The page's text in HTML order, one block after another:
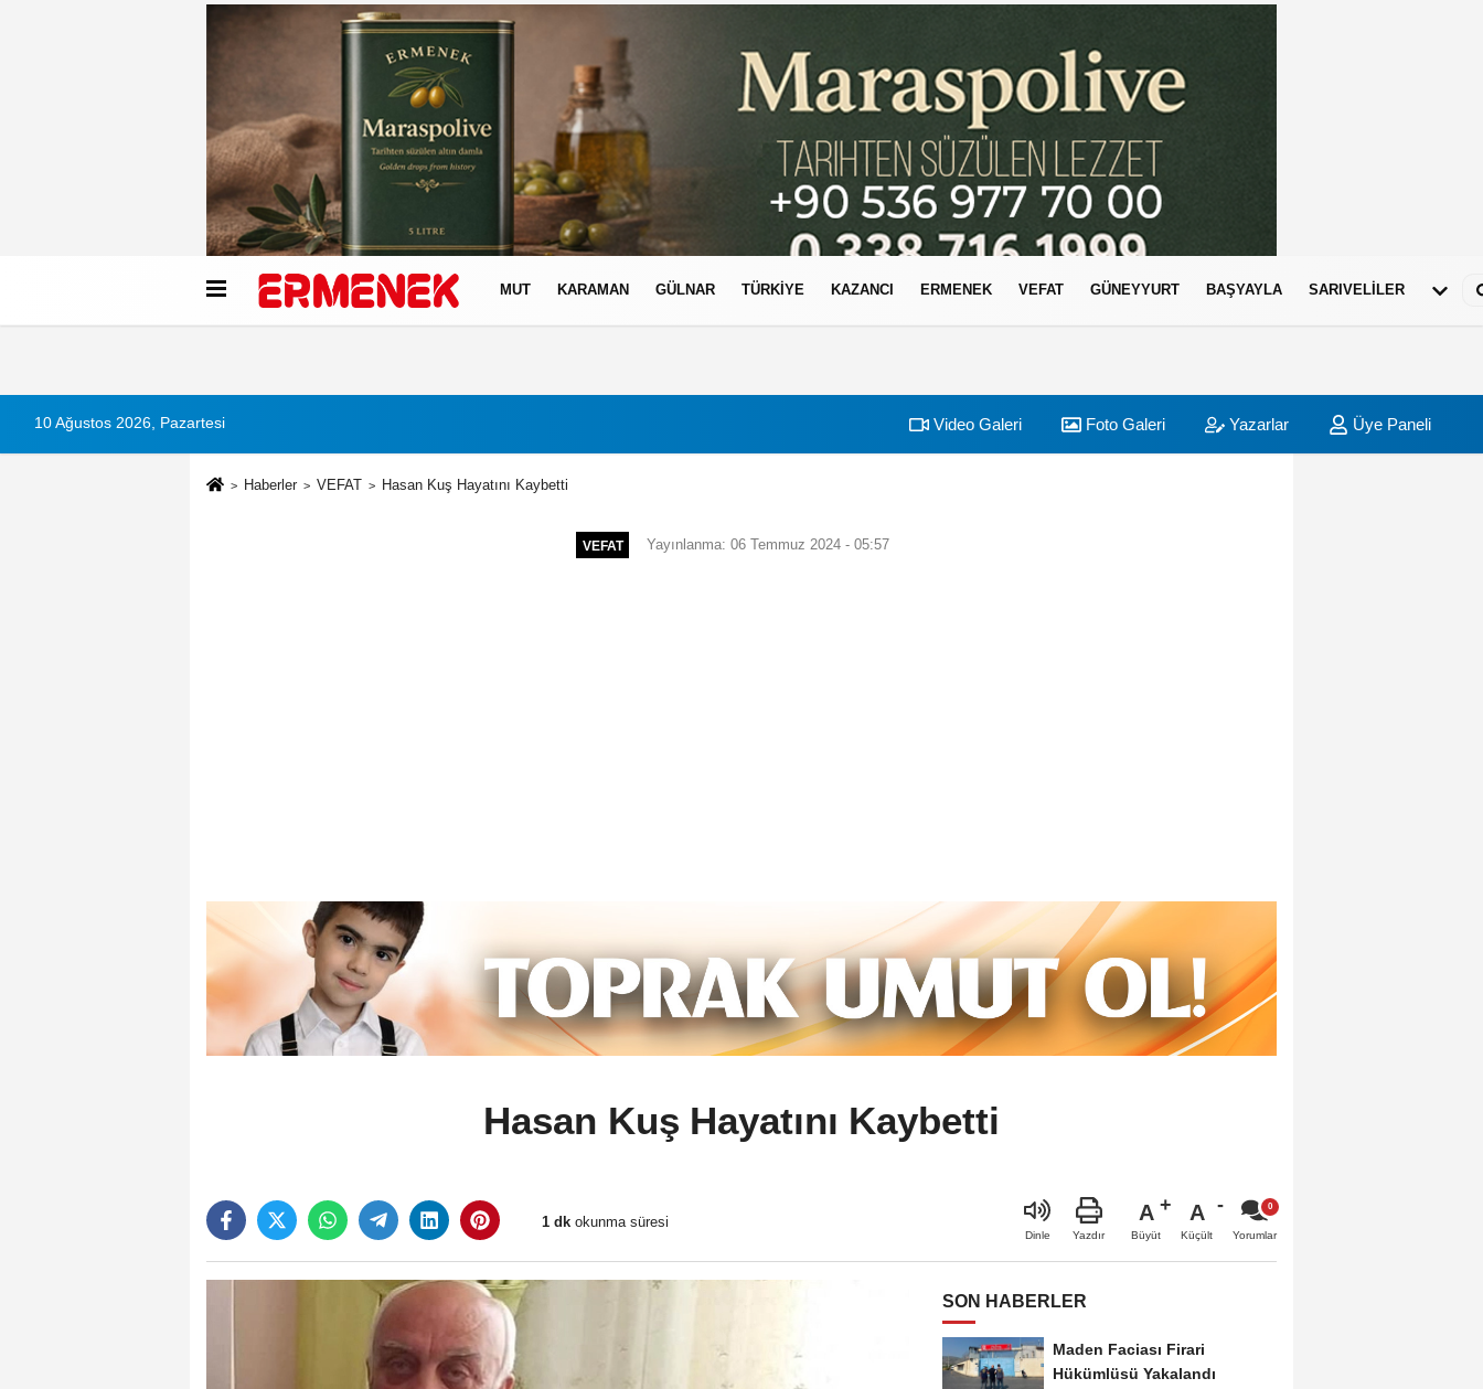
Künye İletişim Çerez Politikası
MUT KARAMAN GÜLNAR TÜRKIYE KAZANCI ERMENEK VEFAT GÜNEYYURT BAŞYAYLA SARIVELİLER
10 Ağustos 2026, Pazartesi Video Galeri Foto Galeri Yazarlar Üye Paneli
Haberler VEFAT Hasan Kuş Hayatını Kaybetti
VEFAT Yayınlanma: 06 Temmuz 2024 - 05:57
Hasan Kuş Hayatını Kaybetti
1 dk okunma süresi
Dinle Yazdır
A
Büyüt
A
Küçült Yorumlar
SON HABERLER
Maden Faciası Firari
Hükümlüsü Yakalandı